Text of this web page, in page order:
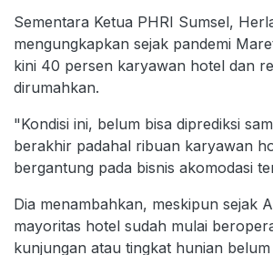
Sementara Ketua PHRI Sumsel,
mengungkapkan sejak pandemi
kini 40 persen karyawan hotel dan
dirumahkan.
"Kondisi ini, belum bisa diprediksi
berakhir padahal ribuan karyawan
bergantung pada bisnis akomodasi
Dia menambahkan, meskipun sejak
mayoritas hotel sudah mulai
kunjungan atau tingkat hunian